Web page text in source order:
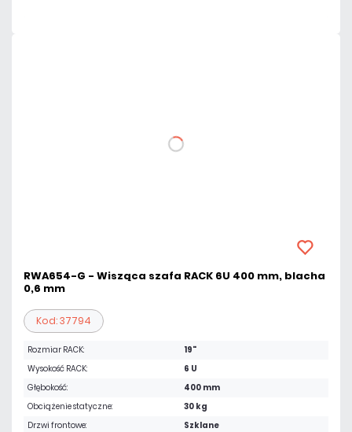
RWA654-G - Wisząca szafa RACK 6U 400 mm, blacha
0,6 mm
Kod: 37794
Rozmiar RACK:
19"
Wysokość RACK:
6 U
Głębokość:
400 mm
Obciążenie statyczne:
30 kg
Drzwi frontowe:
Szklane